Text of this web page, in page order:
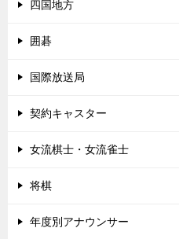
四国地方
囲碁
国際放送局
契約キャスター
女流棋士・女流雀士
将棋
年度別アナウンサー